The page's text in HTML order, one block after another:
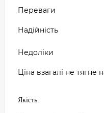
Переваги
Надійність
Недоліки
Ціна взагалі не тягне
Якість: